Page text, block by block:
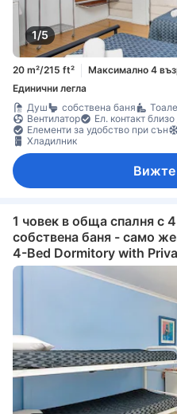
1/5
20 m²/215 ft² Максимално 4
Единични легла
Душ
собствена баня
Вентилатор
Ел. контакт
Елементи за удобство при сън
Хладилник
Вижте
1 човек в обща спалня с
собствена баня - само
4-Bed Dormitory with
Female Only)